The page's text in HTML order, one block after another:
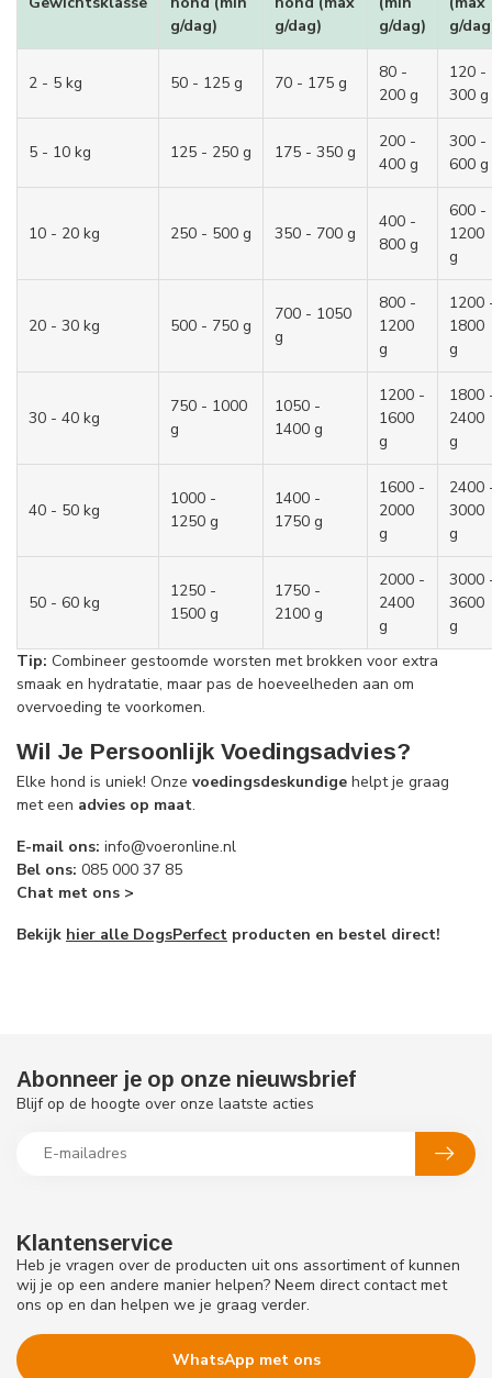
g/dag)
g/dag)
g/dag)
g/
2 - 5 kg 50 - 125 g 70 - 175 g
80 -
200 g
120 -
300 g
5 - 10 kg 125 - 250 g 175 - 350 g
200 -
400 g
300 -
600 g
10 - 20 kg 250 - 500 g 350 - 700 g
400 -
800 g
600 -
1200
g
20 - 30 kg 500 - 750 g
700 - 1050
g
800 -
1200
g
1200
1800
g
30 - 40 kg
750 - 1000
g
1050 -
1400 g
1200 -
1600
g
1800
2400
g
40 - 50 kg
1000 -
1250 g
1400 -
1750 g
1600 -
2000
g
2400
3000
g
50 - 60 kg
1250 -
1500 g
1750 -
2100 g
2000 -
2400
g
3000
3600
g
Tip: Combineer gestoomde worsten met brokken voor extra
smaak en hydratatie, maar pas de hoeveelheden aan om
overvoeding te voorkomen.
Wil Je Persoonlijk Voedingsadvies?
Elke hond is uniek! Onze voedingsdeskundige helpt je graag
met een advies op maat.
E-mail ons: info@voeronline.nl
Bel ons: 085 000 37 85
Chat met ons >
Bekijk hier alle DogsPerfect producten en bestel direct!
Klantenservice
Heb je vragen over de producten uit ons assortiment of kunnen
wij je op een andere manier helpen? Neem direct contact met
ons op en dan helpen we je graag verder.
WhatsApp met ons
Abonneer je op onze nieuwsbrief
Blijf op de hoogte over onze laatste acties